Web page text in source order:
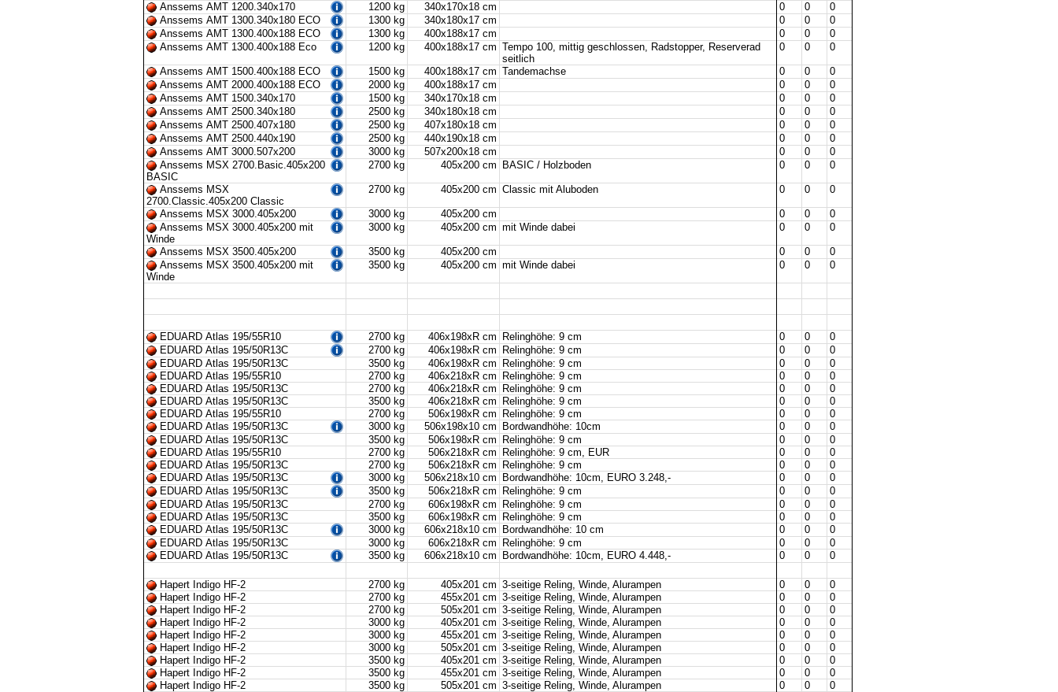
Anssems AMT 1200.340x170 1200 kg 340x170x18 cm 0 0
0
Anssems AMT 1300.340x180 ECO
1300 kg 340x180x17 cm 0 0
0
Anssems AMT 1300.400x188 ECO
1300 kg 400x188x17 cm 0 0
0
Anssems AMT 1300.400x188 Eco
1200 kg 400x188x17 cm Tempo 100, mittig geschlossen, Radstopper, Reserverad
seitlich
0 0 0
Anssems AMT 1500.400x188 ECO 1500 kg 400x188x17 cm Tandemachse 0 0
0
Anssems AMT 2000.400x188 ECO
2000 kg 400x188x17 cm 0 0
0
Anssems AMT 1500.340x170
1500 kg 340x170x18 cm 0 0
0
Anssems AMT 2500.340x180
2500 kg 340x180x18 cm 0 0
0
Anssems AMT 2500.407x180
2500 kg 407x180x18 cm 0 0
0
Anssems AMT 2500.440x190
2500 kg 440x190x18 cm 0 0
0
Anssems AMT 3000.507x200
3000 kg 507x200x18 cm 0 0
0
Anssems MSX 2700.Basic.405x200
BASIC
2700 kg 405x200 cm BASIC / Holzboden 0 0 0
Anssems MSX
2700.Classic.405x200 Classic
2700 kg 405x200 cm Classic mit Aluboden 0 0 0
Anssems MSX 3000.405x200 3000 kg 405x200 cm 0 0
0
Anssems MSX 3000.405x200 mit
Winde
3000 kg 405x200 cm mit Winde dabei 0 0 0
Anssems MSX 3500.405x200 3500 kg 405x200 cm 0 0
0
Anssems MSX 3500.405x200 mit
Winde
3500 kg 405x200 cm mit Winde dabei 0 0 0
EDUARD Atlas 195/55R10 2700 kg 406x198xR cm Relinghöhe: 9 cm 0 0
0
EDUARD Atlas 195/50R13C
2700 kg 406x198xR cm Relinghöhe: 9 cm 0 0
0
EDUARD Atlas 195/50R13C
3500 kg 406x198xR cm Relinghöhe: 9 cm 0 0
0
EDUARD Atlas 195/55R10
2700 kg 406x218xR cm Relinghöhe: 9 cm 0 0
0
EDUARD Atlas 195/50R13C
2700 kg 406x218xR cm Relinghöhe: 9 cm 0 0
0
EDUARD Atlas 195/50R13C
3500 kg 406x218xR cm Relinghöhe: 9 cm 0 0
0
EDUARD Atlas 195/55R10
2700 kg 506x198xR cm Relinghöhe: 9 cm 0 0
0
EDUARD Atlas 195/50R13C
3000 kg 506x198x10 cm Bordwandhöhe: 10cm 0 0
0
EDUARD Atlas 195/50R13C
3500 kg 506x198xR cm Relinghöhe: 9 cm 0 0
0
EDUARD Atlas 195/55R10
2700 kg 506x218xR cm Relinghöhe: 9 cm, EUR 0 0
0
EDUARD Atlas 195/50R13C
2700 kg 506x218xR cm Relinghöhe: 9 cm 0 0
0
EDUARD Atlas 195/50R13C
3000 kg 506x218x10 cm Bordwandhöhe: 10cm, EURO 3.248,- 0 0
0
EDUARD Atlas 195/50R13C
3500 kg 506x218xR cm Relinghöhe: 9 cm 0 0
0
EDUARD Atlas 195/50R13C
2700 kg 606x198xR cm Relinghöhe: 9 cm 0 0
0
EDUARD Atlas 195/50R13C
3500 kg 606x198xR cm Relinghöhe: 9 cm 0 0
0
EDUARD Atlas 195/50R13C
3000 kg 606x218x10 cm Bordwandhöhe: 10 cm 0 0
0
EDUARD Atlas 195/50R13C
3000 kg 606x218xR cm Relinghöhe: 9 cm 0 0
0
EDUARD Atlas 195/50R13C
3500 kg 606x218x10 cm Bordwandhöhe: 10cm, EURO 4.448,- 0 0 0
Hapert Indigo HF-2 2700 kg 405x201 cm 3-seitige Reling, Winde, Alurampen 0 0
0
Hapert Indigo HF-2
2700 kg 455x201 cm 3-seitige Reling, Winde, Alurampen 0 0
0
Hapert Indigo HF-2
2700 kg 505x201 cm 3-seitige Reling, Winde, Alurampen 0 0
0
Hapert Indigo HF-2
3000 kg 405x201 cm 3-seitige Reling, Winde, Alurampen 0 0
0
Hapert Indigo HF-2
3000 kg 455x201 cm 3-seitige Reling, Winde, Alurampen 0 0
0
Hapert Indigo HF-2
3000 kg 505x201 cm 3-seitige Reling, Winde, Alurampen 0 0
0
Hapert Indigo HF-2
3500 kg 405x201 cm 3-seitige Reling, Winde, Alurampen 0 0
0
Hapert Indigo HF-2
3500 kg 455x201 cm 3-seitige Reling, Winde, Alurampen 0 0
0
Hapert Indigo HF-2
3500 kg 505x201 cm 3-seitige Reling, Winde, Alurampen 0 0 0